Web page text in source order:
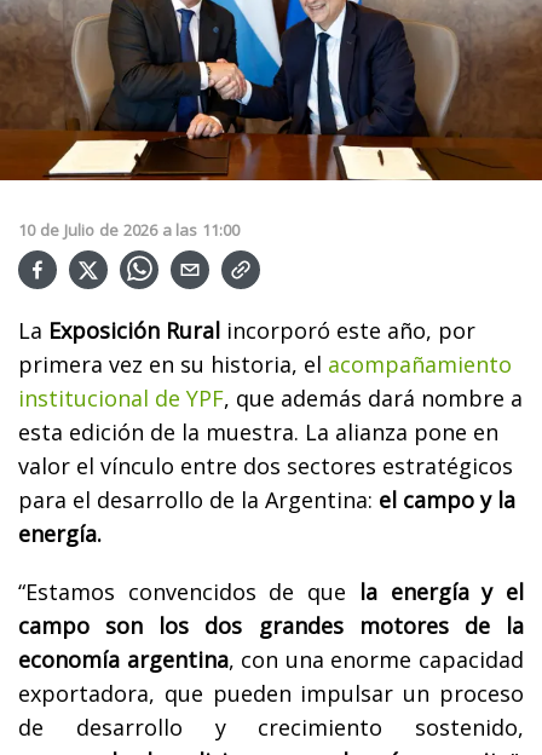
10 de Julio de 2026 a las 11:00
La Exposición Rural incorporó este año, por
primera vez en su historia, el acompañamiento
institucional de YPF, que además dará nombre a
esta edición de la muestra. La alianza pone en
valor el vínculo entre dos sectores estratégicos
para el desarrollo de la Argentina: el campo y la
energía.
“Estamos convencidos de que la energía y el
campo son los dos grandes motores de la
economía argentina, con una enorme capacidad
exportadora, que pueden impulsar un proceso
de desarrollo y crecimiento sostenido,